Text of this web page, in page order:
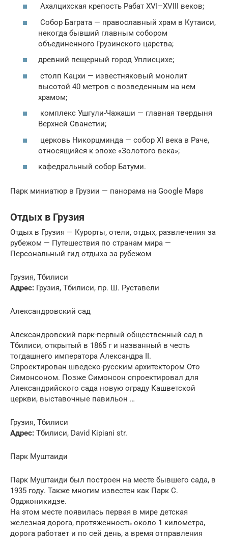
Ахалцихская крепость Рабат XVI–XVIII веков;
Собор Баграта — православный храм в Кутаиси,
некогда бывший главным собором
объединенного Грузинского царства;
древний пещерный город Уплисцихе;
столп Кацхи — известняковый монолит
высотой 40 метров с возведенным на нем
храмом;
комплекс Ушгули-Чажаши — главная твердыня
Верхней Сванетии;
церковь Никорцминда — собор XI века в Раче,
относящийся к эпохе «Золотого века»;
кафедральный собор Батуми.
Парк миниатюр в Грузии — панорама на Google Maps
Отдых в Грузия
Отдых в Грузия — Курорты, отели, отдых, развлечения за
рубежом — Путешествия по странам мира —
Персональный гид отдыха за рубежом
Грузия, Тбилиси
Адрес: Грузия, Тбилиси, пр. Ш. Руставели
Александровский сад
Александровский парк-первый общественный сад в
Тбилиси, открытый в 1865 г и названный в честь
тогдашнего императора Александра II.
Спроектирован шведско-русским архитектором Ото
Симонсоном. Позже Симонсон спроектировал для
Александрийского сада новую ограду Кашветской
церкви, выставочные павильон …
Грузия, Тбилиси
Адрес: Тбилиси, David Kipiani str.
Парк Муштаиди
Парк Муштаиди был построен на месте бывшего сада, в
1935 году. Также многим известен как Парк С.
Орджоникидзе.
На этом месте появилась первая в мире детская
железная дорога, протяженность около 1 километра,
дорога работает и по сей день, а время отправления